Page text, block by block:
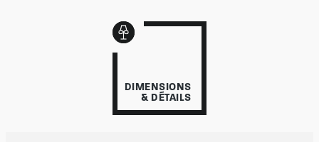
DIMENSIONS
& DÉTAILS